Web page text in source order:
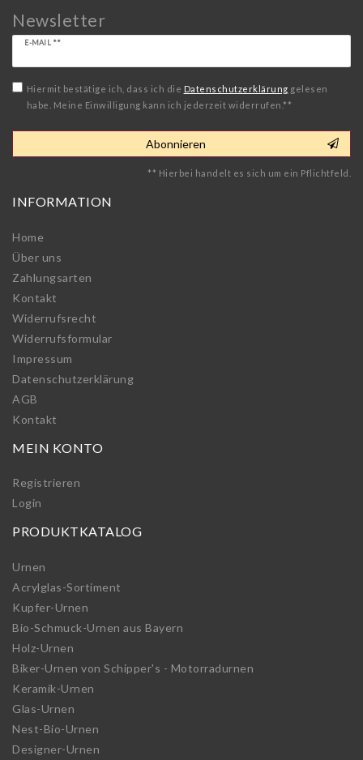
Newsletter
E-MAIL **
Newsletter
Honig
Hiermit bestätige ich, dass ich die Daten­schutz­erklärung gelesen
habe. Meine Einwilligung kann ich jederzeit widerrufen.**
Abonnieren
** Hierbei handelt es sich um ein Pflichtfeld.
INFORMATION
Home
Über uns
Zahlungsarten
Kontakt
Widerrufs­recht
Widerrufs­formular
Impressum
Daten­schutz­erklärung
AGB
Kontakt
MEIN KONTO
Registrieren
Login
PRODUKTKATALOG
Urnen
Acrylglas-Sortiment
Kupfer-Urnen
Bio-Schmuck-Urnen aus Bayern
Holz-Urnen
Biker-Urnen von Schipper's - Motorradurnen
Keramik-Urnen
Glas-Urnen
Nest-Bio-Urnen
Designer-Urnen